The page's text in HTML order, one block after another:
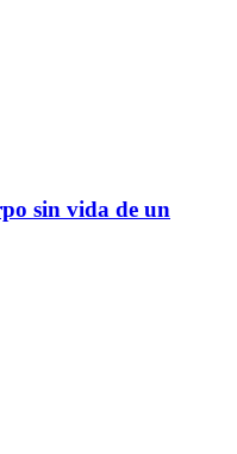
sin vida de un